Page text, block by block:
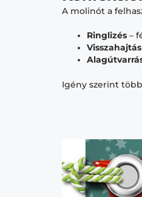
A molinót a
Ringlizés–
Igény szerint